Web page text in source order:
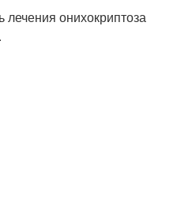
онихокриптоза